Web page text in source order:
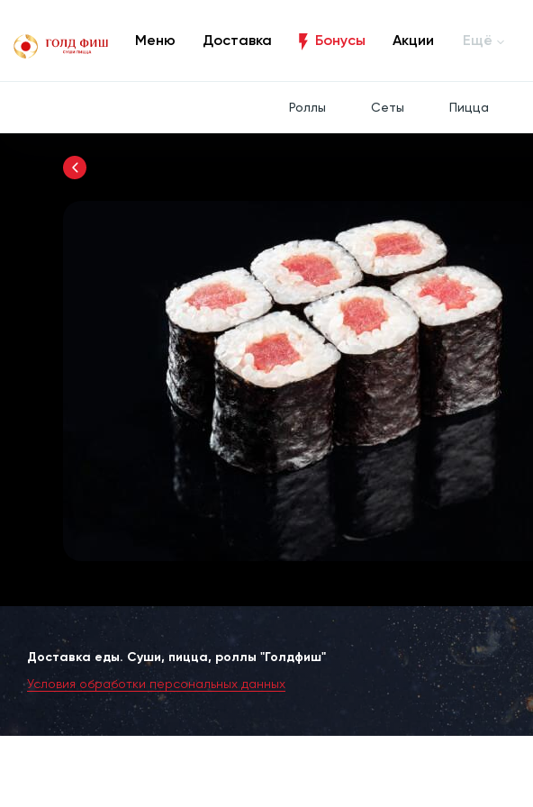
Меню Доставка Бонусы Акции Ещё
Роллы Сеты Пицца
Доставка еды. Суши, пицца, роллы "Голдфиш"
Условия обработки персональных данных